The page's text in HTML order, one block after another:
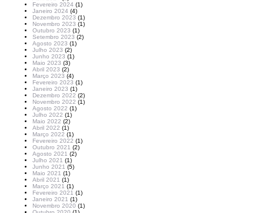
Fevereiro 2024 (1)
Janeiro 2024 (4)
Dezembro 2023 (1)
Novembro 2023 (1)
Outubro 2023 (1)
Setembro 2023 (2)
Agosto 2023 (1)
Julho 2023 (2)
Junho 2023 (1)
Maio 2023 (3)
Abril 2023 (2)
Março 2023 (4)
Fevereiro 2023 (1)
Janeiro 2023 (1)
Dezembro 2022 (2)
Novembro 2022 (1)
Agosto 2022 (1)
Julho 2022 (1)
Maio 2022 (2)
Abril 2022 (1)
Março 2022 (1)
Fevereiro 2022 (1)
Outubro 2021 (2)
Agosto 2021 (2)
Julho 2021 (1)
Junho 2021 (5)
Maio 2021 (1)
Abril 2021 (1)
Março 2021 (1)
Fevereiro 2021 (1)
Janeiro 2021 (1)
Novembro 2020 (1)